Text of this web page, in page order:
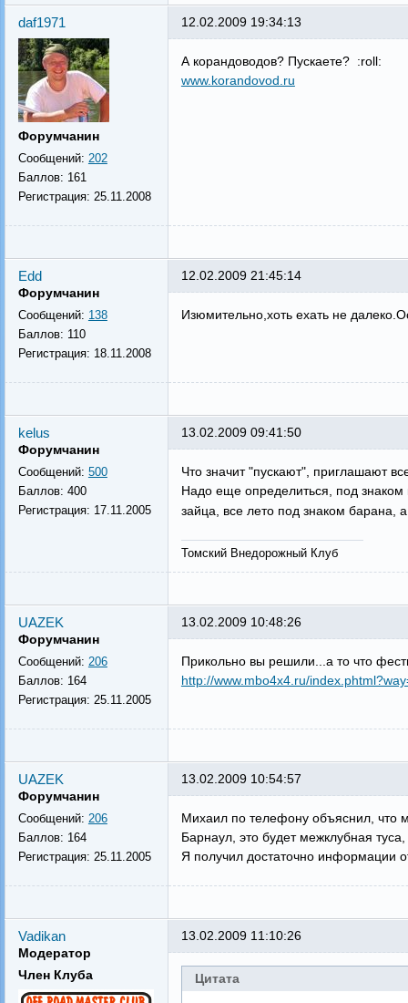
daf1971
Форумчанин
Сообщений: 202
Баллов: 161
Регистрация: 25.11.2008
12.02.2009 19:34:13
А корандоводов? Пускаете? :roll:
www.korandovod.ru
Edd
Форумчанин
Сообщений: 138
Баллов: 110
Регистрация: 18.11.2008
12.02.2009 21:45:14
Изюмительно,хоть ехать не
kelus
Форумчанин
Сообщений: 500
Баллов: 400
Регистрация: 17.11.2005
13.02.2009 09:41:50
Что значит "пускают", приглашают
Надо еще определиться, под знаком
зайца, все лето под знаком барана,
Томский Внедорожный Клуб
UAZEK
Форумчанин
Сообщений: 206
Баллов: 164
Регистрация: 25.11.2005
13.02.2009 10:48:26
Прикольно вы решили...а то что
http://www.mbo4x4.ru/
UAZEK
Форумчанин
Сообщений: 206
Баллов: 164
Регистрация: 25.11.2005
13.02.2009 10:54:57
Михаил по телефону объяснил, что
Барнаул, это будет межклубная
Я получил достаточно информации
Vadikan
Модератор
Член Клуба
13.02.2009 11:10:26
Цитата